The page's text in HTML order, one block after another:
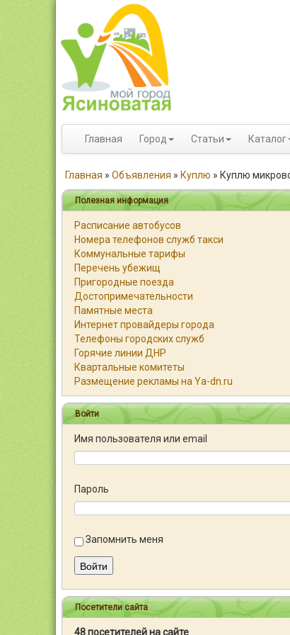
Главная Город Статьи Каталог
Главная » Объявления » Куплю » Куплю
Полезная информация
Расписание автобусов
Номера телефонов служб такси
Коммунальные тарифы
Перечень убежищ
Пригородные поезда
Достопримечательности
Памятные места
Интернет провайдеры города
Телефоны городских служб
Горячие линии ДНР
Квартальные комитеты
Размещение рекламы на Ya-dn.ru
Войти
Имя пользователя или email
Пароль
Запомнить меня
Войти
Посетители сайта
48 посетителей на сайте